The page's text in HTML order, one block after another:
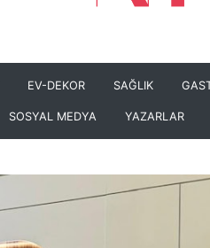
EV-DEKOR SAĞLIK
SOSYAL MEDYA YAZARLAR